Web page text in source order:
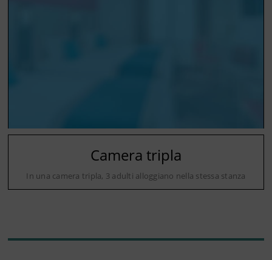
Camera tripla
In una camera tripla, 3 adulti alloggiano nella stessa stanza